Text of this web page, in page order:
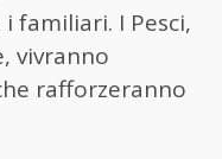
familiari. I Pesci,
vivranno
rafforzeranno